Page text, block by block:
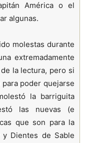
América o el
algunas.
molestas durante
extremadamente
la lectura, pero si
poder quejarse
la barriguita
las nuevas (e
que son para la
Dientes de Sable